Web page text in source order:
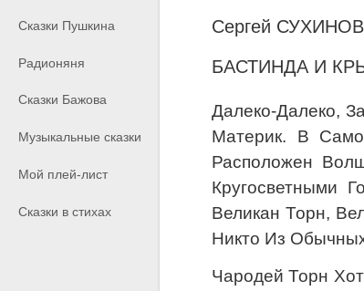
Сказки Пушкина
Радионяня
Сказки Бажова
Музыкальные сказки
Мой плей-лист
Сказки в стихах
Сергей СУХИНОВ
БАСТИНДА И
Далеко-Далеко,
Материк. В
Расположен
Кругосветными
Великан Торн,
Никто Из
Чародей Торн